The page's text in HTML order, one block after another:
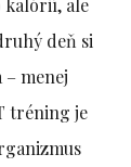
kalórií, ale
deň si
menej
tréning je